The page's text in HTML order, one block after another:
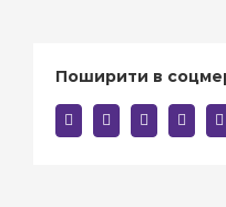
Поширити в
facebooktwitter linkedin reddit